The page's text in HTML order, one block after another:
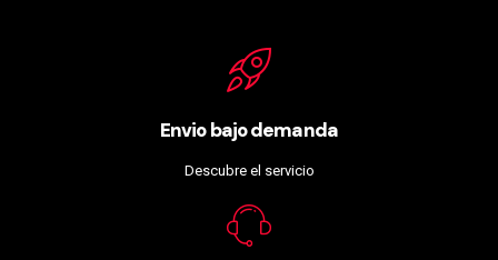
Envio bajo demanda
Descubre el servicio